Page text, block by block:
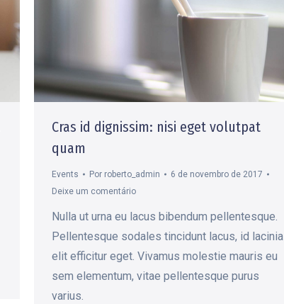
Cras id dignissim: nisi eget volutpat
quam
Events Por roberto_admin
6 de novembro de 2017
Deixe um comentário
Nulla ut urna eu lacus bibendum pellentesque.
Pellentesque sodales tincidunt lacus, id lacinia
elit efficitur eget. Vivamus molestie mauris eu
sem elementum, vitae pellentesque purus
varius.